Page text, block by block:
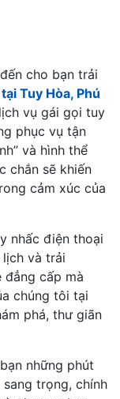
cho bạn trải
Tuy Hòa, Phú
vụ gái gọi tuy
phục vụ tận
và hình thể
chắn sẽ khiến
cảm xúc của
nhấc điện thoại
và trải
đẳng cấp mà
chúng tôi tại
phá, thư giãn
những phút
trọng, chính